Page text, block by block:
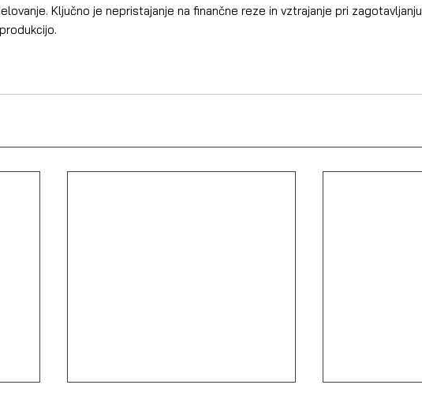
Ključno je nepristajanje na finančne reze in vztrajanje pri zagotavljanju